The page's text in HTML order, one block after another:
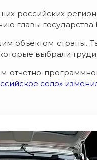
российских
главы государства
объектом страны.
выбрали
село»